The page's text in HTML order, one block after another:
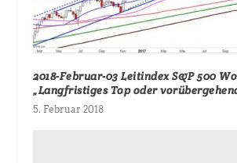
2018-Februar-03 Leitindex S&P 500
„Langfristiges Top oder
5. Februar 2018